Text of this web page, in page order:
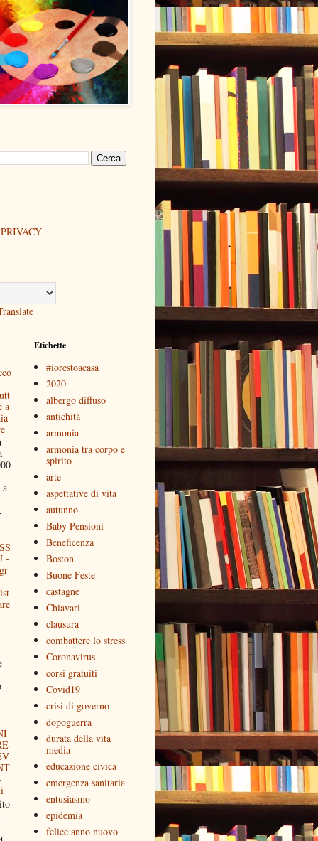
a
a
-
Etichette
#iorestoacasa
2020
albergo diffuso
antichità
armonia
armonia tra corpo e
spirito
arte
aspettative di vita
autunno
Baby Pensioni
Beneficenza
Boston
Buone Feste
castagne
Chiavari
clausura
combattere lo stress
Coronavirus
corsi gratuiti
Covid19
crisi di governo
dopoguerra
durata della vita
media
educazione civica
emergenza sanitaria
entusiasmo
epidemia
felice anno nuovo